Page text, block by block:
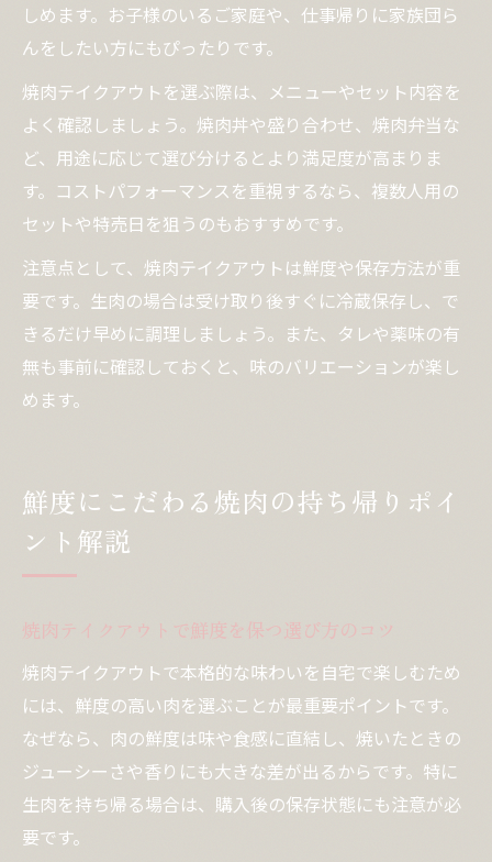
しめます。お子様のいるご家庭や、仕事帰りに家族団ら
んをしたい方にもぴったりです。
焼肉テイクアウトを選ぶ際は、メニューやセット内容を
よく確認しましょう。焼肉丼や盛り合わせ、焼肉弁当な
ど、用途に応じて選び分けるとより満足度が高まりま
す。コストパフォーマンスを重視するなら、複数人用の
セットや特売日を狙うのもおすすめです。
注意点として、焼肉テイクアウトは鮮度や保存方法が重
要です。生肉の場合は受け取り後すぐに冷蔵保存し、で
きるだけ早めに調理しましょう。また、タレや薬味の有
無も事前に確認しておくと、味のバリエーションが楽し
めます。
鮮度にこだわる焼肉の持ち帰りポイ
ント解説
焼肉テイクアウトで鮮度を保つ選び方のコツ
焼肉テイクアウトで本格的な味わいを自宅で楽しむため
には、鮮度の高い肉を選ぶことが最重要ポイントです。
なぜなら、肉の鮮度は味や食感に直結し、焼いたときの
ジューシーさや香りにも大きな差が出るからです。特に
生肉を持ち帰る場合は、購入後の保存状態にも注意が必
要です。